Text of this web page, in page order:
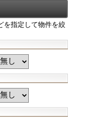
を指定して物件を絞